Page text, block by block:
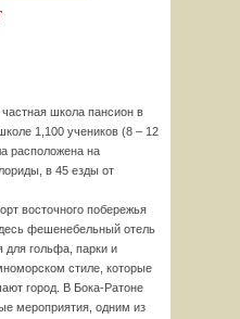
частная школа пансион в
1,100 учеников (8 – 12
расположена на
в 45 езды от
восточного побережья
фешенебельный отель
для гольфа, парки и
стиле, которые
город. В Бока-Ратоне
мероприятия, одним из